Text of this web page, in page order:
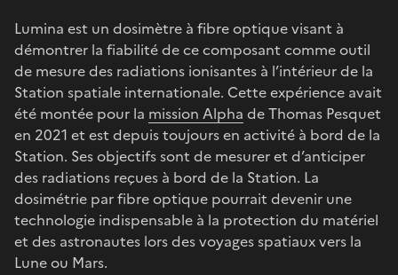
Lumina est un dosimètre à fibre optique visant à
démontrer la fiabilité de ce composant comme outil
de mesure des radiations ionisantes à l’intérieur de la
Station spatiale internationale. Cette expérience avait
été montée pour la mission Alpha de Thomas Pesquet
en 2021 et est depuis toujours en activité à bord de la
Station. Ses objectifs sont de mesurer et d’anticiper
des radiations reçues à bord de la Station. La
dosimétrie par fibre optique pourrait devenir une
technologie indispensable à la protection du matériel
et des astronautes lors des voyages spatiaux vers la
Lune ou Mars.